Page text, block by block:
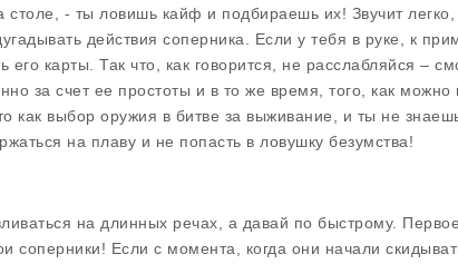
столе, - ты ловишь кайф и подбираешь их! Звучит
действия соперника. Если у тебя в руке, к
карты. Так что, как говорится, не расслабляйся –
за счет ее простоты и в то же время, того, как можно
как выбор оружия в битве за выживание, и ты не
на плаву и не попасть в ловушку безумства!
на длинных речах, а давай по быстрому.
соперники! Если с момента, когда они начали